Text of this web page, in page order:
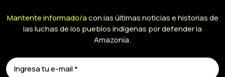
Mantente informado/acon las últimas noticias e historias de
las luchas de los pueblos indígenas por defender la
Amazonía.